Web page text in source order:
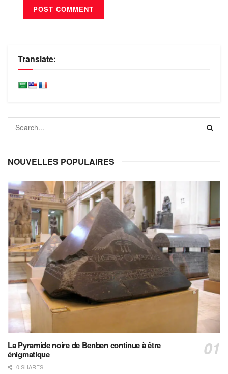
Translate:
NOUVELLES POPULAIRES
La Pyramide noire de Benben continue à être
énigmatique
0 SHARES